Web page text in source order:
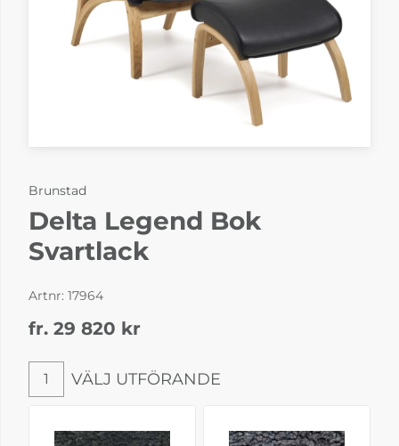
Brunstad
Delta Legend Bok
Svartlack
Artnr: 17964
fr. 29 820 kr
Välj utförande
1 VÄLJ UTFÖRANDE